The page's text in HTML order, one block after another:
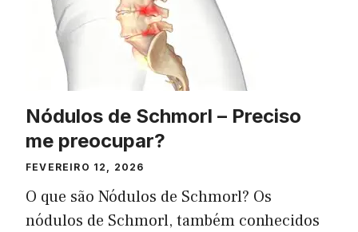
Nódulos de Schmorl – Preciso
me preocupar?
FEVEREIRO 12, 2026
O que são Nódulos de Schmorl? Os
nódulos de Schmorl, também conhecidos